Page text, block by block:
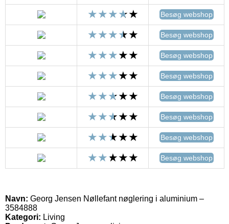
Besøg webshop
Besøg webshop
Besøg webshop
Besøg webshop
Besøg webshop
Besøg webshop
Besøg webshop
Besøg webshop
Navn: Georg Jensen Nøllefant nøglering i aluminium –
3584888
Kategori: Living